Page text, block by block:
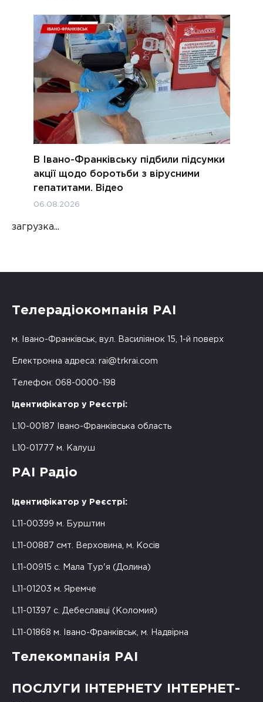
В Івано-Франківську підбили підсумки
акції щодо боротьби з вірусними
гепатитами. Відео
06.08.2026
загрузка...
Телерадіокомпанія РАІ
м. Івано-Франківськ, вул. Василіянок 15, 1-й поверх
Електронна адреса: rai@trkrai.com
Телефон: 068-0000-198
Ідентифікатор у Реєстрі:
L10-00187 Івано-Франківська область
L10-01777 м. Калуш
РАІ Радіо
Ідентифікатор у Реєстрі:
L11-00399 м. Бурштин
L11-00887 смт. Верховина, м. Косів
L11-00915 с. Мала Тур'я (Долина)
L11-01203 м. Яремче
L11-01397 с. Дебеславці (Коломия)
L11-01868 м. Івано-Франківськ, м. Надвірна
Телекомпанія РАІ
ПОСЛУГИ ІНТЕРНЕТУ ІНТЕРНЕТ-